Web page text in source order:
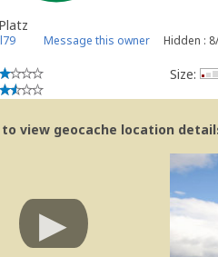
Message this owner Hidden :
Size:
to view geocache location